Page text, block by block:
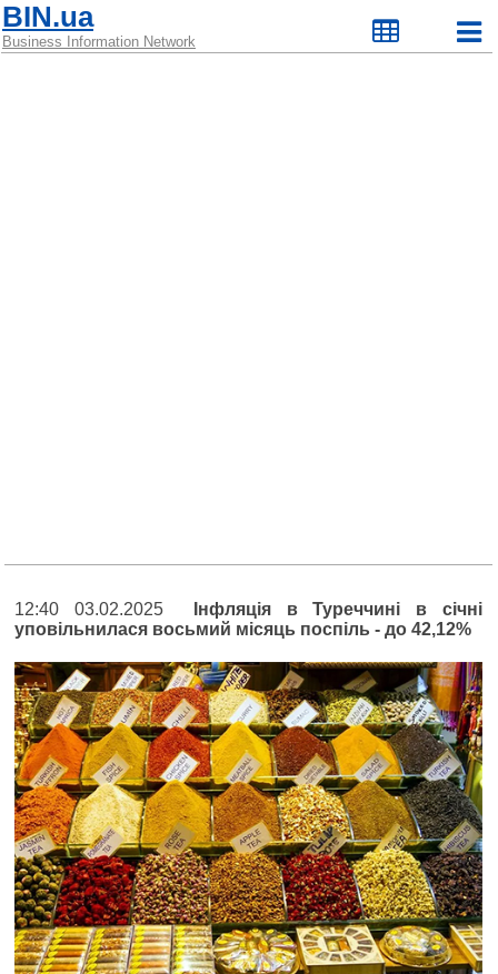
BIN.ua
Business Information Network
12:40 03.02.2025
Інфляція в Туреччині в січні
уповільнилася восьмий місяць поспіль - до 42,12%